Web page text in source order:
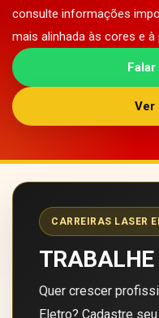
consulte informações
mais alinhada às cores e
Ver
CARREIRAS LASER
TRABALHE
Quer crescer
Eletro? Cadastre